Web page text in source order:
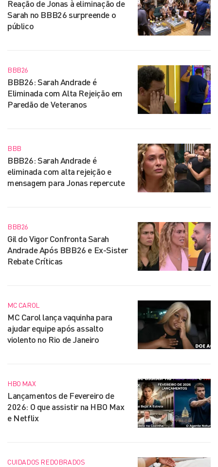
Reação de Jonas à eliminação de
Sarah no BBB26 surpreende o
público
BBB26
BBB26: Sarah Andrade é
Eliminada com Alta Rejeição em
Paredão de Veteranos
BBB
BBB26: Sarah Andrade é
eliminada com alta rejeição e
mensagem para Jonas repercute
BBB26
Gil do Vigor Confronta Sarah
Andrade Após BBB26 e Ex-Sister
Rebate Críticas
MC CAROL
MC Carol lança vaquinha para
ajudar equipe após assalto
violento no Rio de Janeiro
HBO MAX
Lançamentos de Fevereiro de
2026: O que assistir na HBO Max
e Netflix
CUIDADOS REDOBRADOS